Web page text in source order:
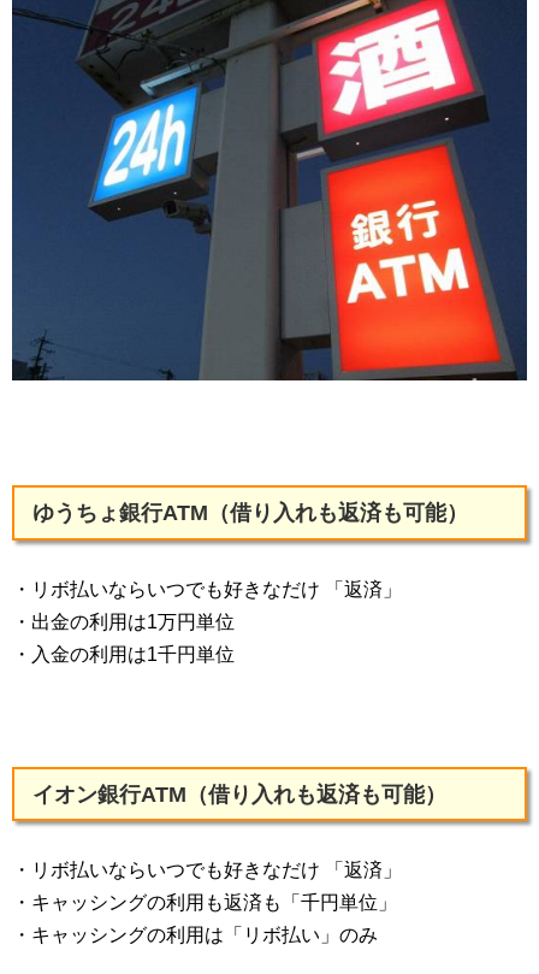
ゆうちょ銀行ATM（借り入れも返済も可能）
・リボ払いならいつでも好きなだけ 「返済」
・出金の利用は1万円単位
・入金の利用は1千円単位
イオン銀行ATM（借り入れも返済も可能）
・リボ払いならいつでも好きなだけ 「返済」
・キャッシングの利用も返済も「千円単位」
・キャッシングの利用は「リボ払い」のみ